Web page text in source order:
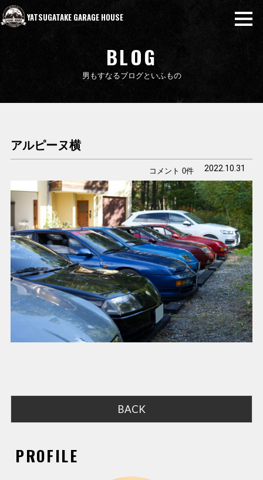
YATSUGATAKE GARAGE HOUSE
BLOG
男もすなるブログといふもの
アルピーヌ横
2022.10.31
コメント 0件
BACK
PROFILE